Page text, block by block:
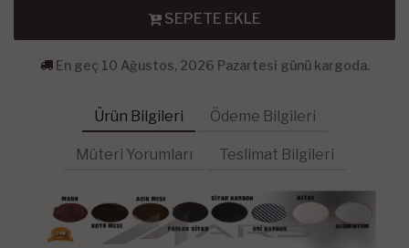
SEPETE EKLE
En geç 10 Ağustos, 2026 Pazartesi günü kargoda.
Ürün Bilgileri Ödeme Bilgileri
Müteri Yorumları Teslimat Bilgileri